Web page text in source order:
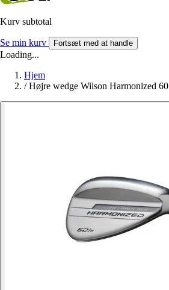
Kurv subtotal
Se min kurv Fortsæt med at handle
Loading...
Hjem
/ Højre wedge Wilson Harmonized 60